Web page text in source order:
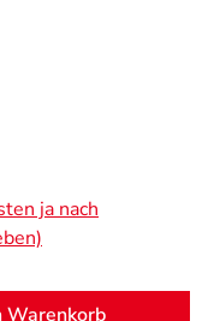
ja nach
Warenkorb